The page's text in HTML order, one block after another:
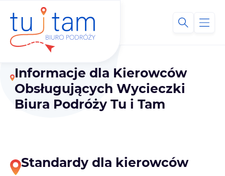
Informacje dla Kierowców
Obsługujących Wycieczki
Biura Podróży Tu i Tam
Standardy dla kierowców